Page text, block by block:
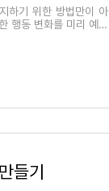
하기 위한 방법만이 아
행동 변화를 미리 예방
들기